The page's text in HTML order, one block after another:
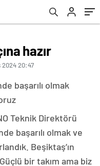
hazır
20:47
başarılı olmak
Teknik Direktörü
başarılı olmak ve
Beşiktaş’ın
bir takım ama biz